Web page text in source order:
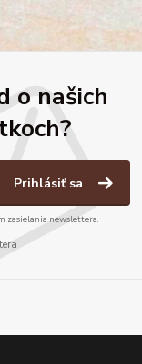
o našich
Prihlásiť sa
zasielania newslettera.